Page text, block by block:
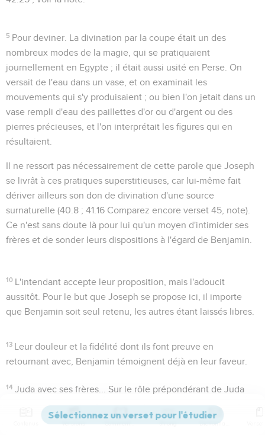
5 Pour deviner . La divination par la coupe était un des
nombreux modes de la magie, qui se pratiquaient
journellement en Egypte ; il était aussi usité en Perse. On
versait de l'eau dans un vase, et on examinait les
mouvements qui s'y produisaient ; ou bien l'on jetait dans un
vase rempli d'eau des paillettes d'or ou d'argent ou des
pierres précieuses, et l'on interprétait les figures qui en
résultaient.
Il ne ressort pas nécessairement de cette parole que Joseph
se livrât à ces pratiques superstitieuses, car lui-même fait
dériver ailleurs son don de divination d'une source
surnaturelle (40.8 ; 41.16 Comparez encore verset 45, note).
Ce n'est sans doute là pour lui qu'un moyen d'intimider ses
frères et de sonder leurs dispositions à l'égard de Benjamin.
10 L'intendant accepte leur proposition, mais l'adoucit
aussitôt. Pour le but que Joseph se propose ici, il importe
que Benjamin soit seul retenu, les autres étant laissés libres.
13 Leur douleur et la fidélité dont ils font preuve en
retournant avec, Benjamin témoignent déjà en leur faveur.
14 Juda avec ses frères...
Sur le rôle prépondérant de Juda
dans tout ce récit, voir48.3, note.
Versions Commentaires Strong